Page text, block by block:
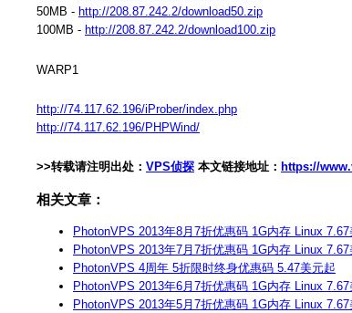
50MB - http://208.87.242.2/download50.zip
100MB - http://208.87.242.2/download100.zip
WARP1
http://74.117.62.196/iProber/index.php
http://74.117.62.196/PHPWind/
>>转载请注明出处： VPS侦探 本文链接地址： https://
相关文章：
PhotonVPS 2013年8月7折优惠码 1G内存 Linux 7.67
PhotonVPS 2013年7月7折优惠码 1G内存 Linux 7.67
PhotonVPS 4周年 5折限时终身优惠码 5.47美元起
PhotonVPS 2013年6月7折优惠码 1G内存 Linux 7.67
PhotonVPS 2013年5月7折优惠码 1G内存 Linux 7.67